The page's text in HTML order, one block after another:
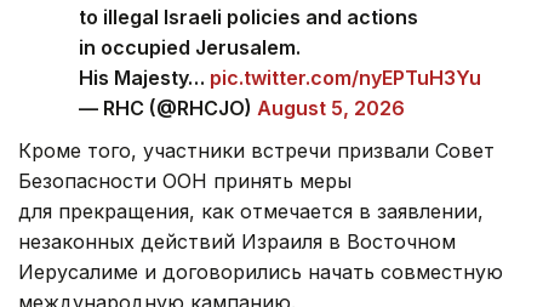
to illegal Israeli policies and actions
in occupied Jerusalem.
His Majesty… pic.twitter.com/nyEPTuH3Yu
— RHC (@RHCJO) August 5, 2026
Кроме того, участники встречи призвали Совет
Безопасности ООН принять меры
для прекращения, как отмечается в заявлении,
незаконных действий Израиля в Восточном
Иерусалиме и договорились начать совместную
международную кампанию.